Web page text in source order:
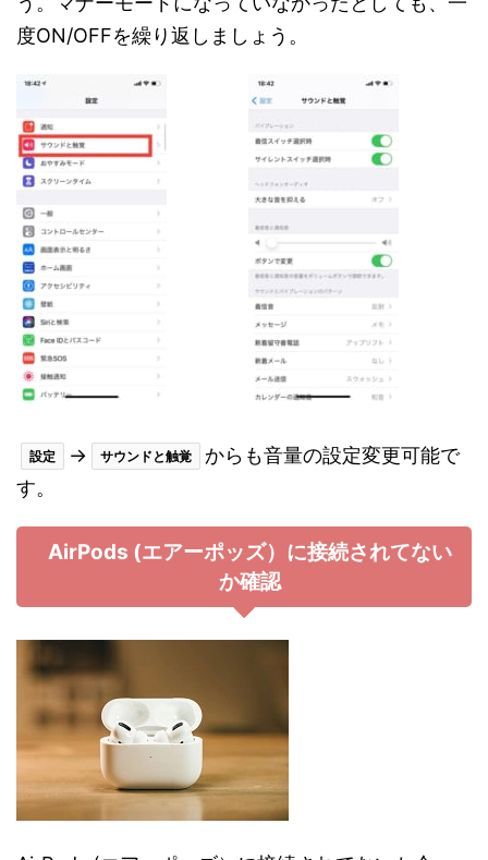
度ON/OFFを繰り返しましょう。
設定 → サウンドと触覚
からも音量の設定変更可能で
す。
AirPods (エアーポッズ）に接続されてない
か確認